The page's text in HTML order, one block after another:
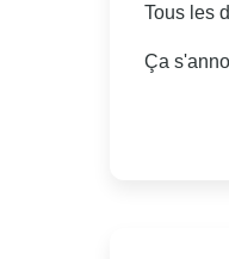
Tous les
Ça